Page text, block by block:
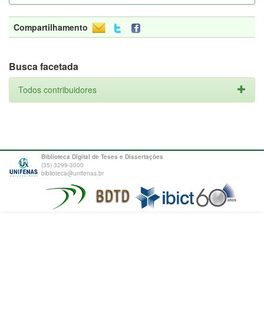
Compartilhamento
Busca facetada
Todos contribuidores
Biblioteca Digital de Teses e Dissertações
(35) 3299-3000
biblioteca@unifenas.br